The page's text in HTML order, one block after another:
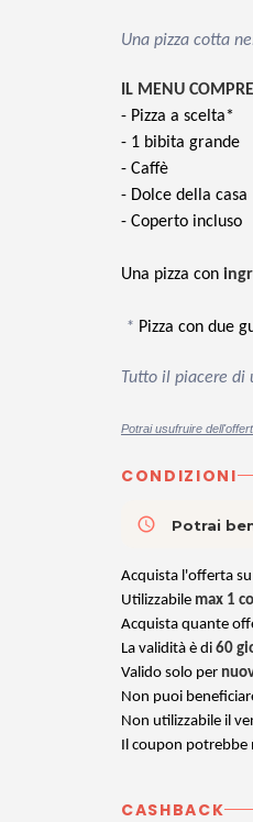
Una pizza cotta
IL MENU
- Pizza a scelta*
- 1 bibita grande
- Caffè
- Dolce della casa
- Coperto incluso
Una pizza con
* Pizza con due
Tutto il piacere di
Potrai usufruire
CONDIZIONI
access_time Potrai
Acquista l'offerta su
Utilizzabile max 1
Acquista quante
La validità è di 60
Valido solo per
Non puoi
Non utilizzabile il
Il coupon potrebbe
CASHBACK